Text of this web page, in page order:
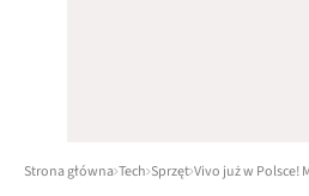
Strona główna Tech Sprzęt